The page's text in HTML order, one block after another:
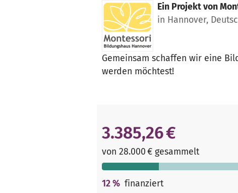
Ein Projekt von
in Hannover,
Gemeinsam schaffen wir eine
werden möchtest!
3.385,26 €
von 28.000 € gesammelt
12% finanziert